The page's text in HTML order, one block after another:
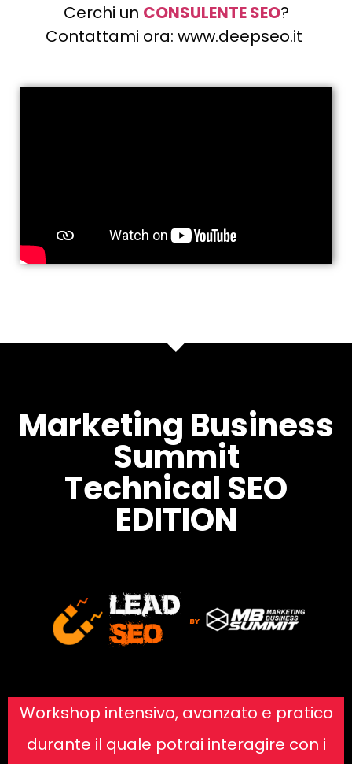
Cerchi un CONSULENTE SEO?
Contattami ora: www.deepseo.it
Marketing Business
Summit
Technical SEO
EDITION
Workshop intensivo, avanzato e pratico
durante il quale potrai interagire con i